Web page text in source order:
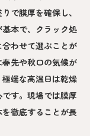
で膜厚を確保し、
本で、クラック処
わせて選ぶことが
先や秋口の気候が
端な高温日は乾燥
す。現場では膜厚
徹底することが長